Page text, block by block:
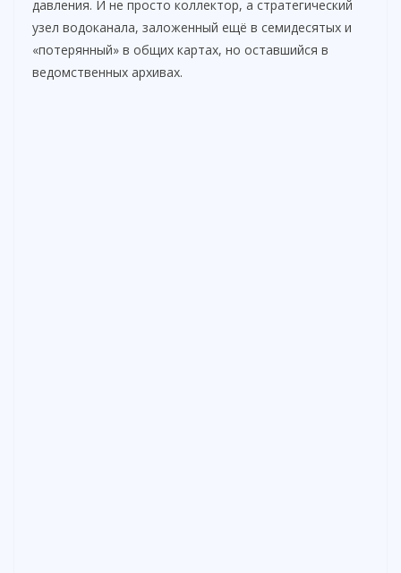
давления. И не просто коллектор, а стратегический
узел водоканала, заложенный ещё в семидесятых и
«потерянный» в общих картах, но оставшийся в
ведомственных архивах.